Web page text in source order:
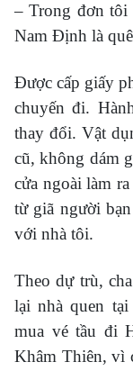
– Trong đơn
Nam Định là
Được cấp giấy
chuyến đi.
thay đổi. Vật
cũ, không dám
cửa ngoài làm
từ giã người
với nhà tôi.
Theo dự trù,
lại nhà quen
mua vé tầu đi
Khâm Thiên, vì